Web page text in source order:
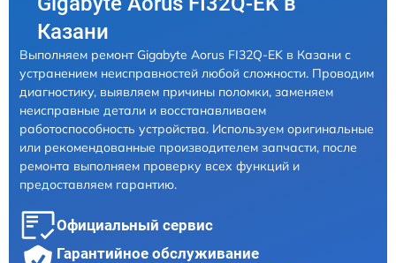
Казани
Выполняем ремонт Gigabyte Aorus FI32Q-EK в Казани с
устранением неисправностей любой сложности. Проводим
диагностику, выявляем причины поломки, заменяем
неисправные детали и восстанавливаем
работоспособность устройства. Используем оригинальные
или рекомендованные производителем запчасти, после
ремонта выполняем проверку всех функций и
предоставляем гарантию.
Официальный сервис
Гарантийное обслуживание